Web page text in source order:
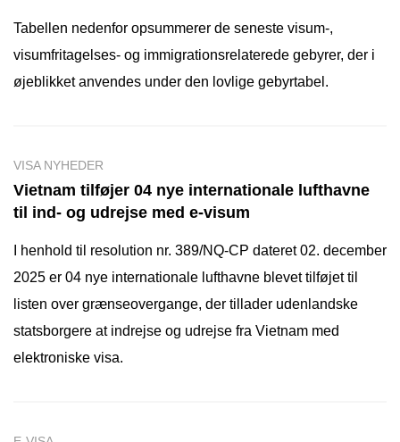
Tabellen nedenfor opsummerer de seneste visum-,
visumfritagelses- og immigrationsrelaterede gebyrer, der i
øjeblikket anvendes under den lovlige gebyrtabel.
VISA NYHEDER
Vietnam tilføjer 04 nye internationale lufthavne
til ind- og udrejse med e-visum
I henhold til resolution nr. 389/NQ-CP dateret 02. december
2025 er 04 nye internationale lufthavne blevet tilføjet til
listen over grænseovergange, der tillader udenlandske
statsborgere at indrejse og udrejse fra Vietnam med
elektroniske visa.